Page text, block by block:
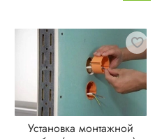
Установка монтажной